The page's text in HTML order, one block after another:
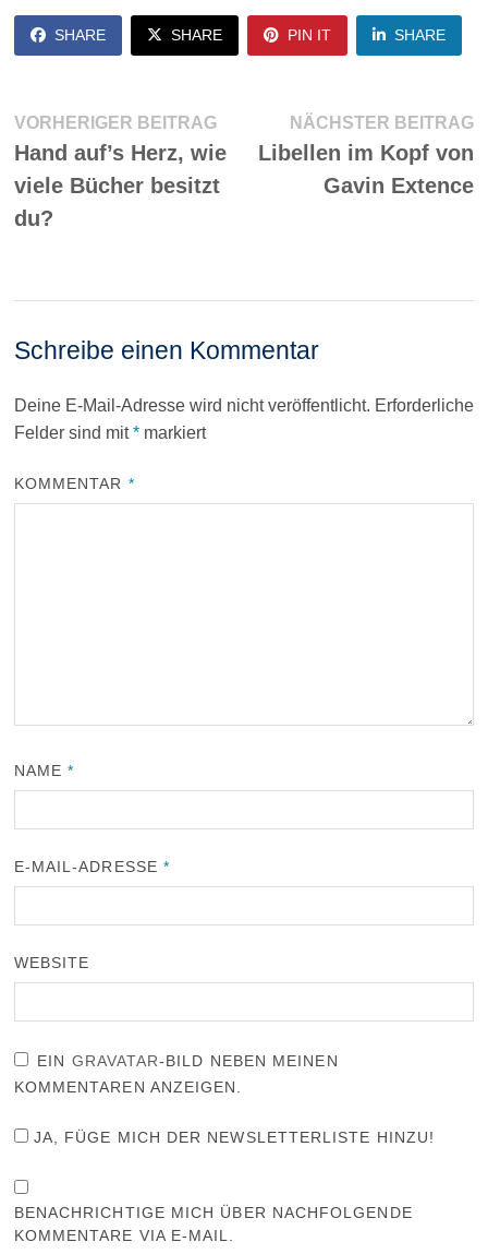
SHARE SHARE PIN IT SHARE
Beitragsnavigation
VORHERIGER BEITRAGVorheriger
Beitrag:
Hand auf’s Herz, wie
viele Bücher besitzt
du?
NÄCHSTER BEITRAG
Libellen im Kopf von
Gavin Extence
Schreibe einen Kommentar
Deine E-Mail-Adresse wird nicht veröffentlicht. Erforderliche
Felder sind mit*markiert
KOMMENTAR *
NAME*
E-MAIL-ADRESSE *
WEBSITE
EIN GRAVATAR-BILD NEBEN MEINEN
KOMMENTAREN ANZEIGEN.
JA, FÜGE MICH DER NEWSLETTERLISTE HINZU!
BENACHRICHTIGE MICH ÜBER NACHFOLGENDE
KOMMENTARE VIA E-MAIL.